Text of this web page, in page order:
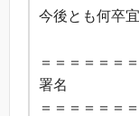
今後とも何卒
＝＝＝＝＝＝
署名
＝＝＝＝＝＝